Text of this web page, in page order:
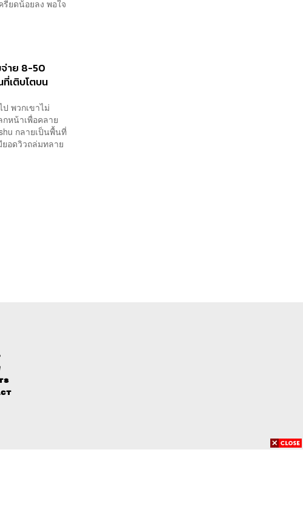
รียดน้อยลง พอใจ
จ่าย 8-50
เติบโตบน
พวกเขาไม่
กหน้าเพื่อคลาย
กลายเป็นพื้นที่
อดวิวถล่มทลาย